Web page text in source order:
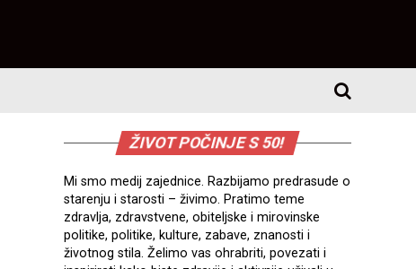
ŽIVOT POČINJE S 50!
Mi smo medij zajednice. Razbijamo predrasude o
starenju i starosti – živimo. Pratimo teme
zdravlja, zdravstvene, obiteljske i mirovinske
politike, politike, kulture, zabave, znanosti i
životnog stila. Želimo vas ohrabriti, povezati i